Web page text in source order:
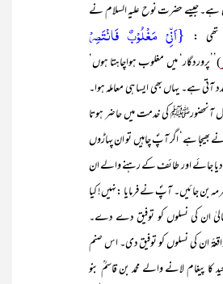
ہے۔ جیسے حضرت نوح علیہ السلام نے
تھی : {اَنِّیۡ مَغۡلُوۡبٌ فَانۡتَصِرۡ
)’’پروردگار‘ میں مغلوب ہواچاہتا ہوں‘
مدد آتی ہے۔ یہاں بھی ایسا ہی معاملہ ہوا۔
آنحضورﷺ کی خدمت میں حاضر ہوتا
بھیجا ہے‘ اگر آپؐ چاہیں تو ان پہاڑوں
دیا جائے اور طائف کے رہنے والے ان
بن جائیں۔ آپؐ نے فرمایا :نہیں! کیا
ان کی نسلوں کو توفیق دے دے۔
ان کی نسلوں کو توفیق دی۔ اس صنم
کا پیغام لانے والے محمد بن قاسمؒ بنو